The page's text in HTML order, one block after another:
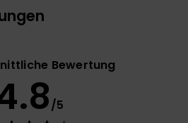
Bewertung
/5